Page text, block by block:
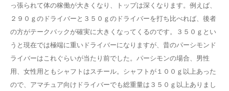
っ張られて体の稼働が大きくなり、トップは深くなります。例えば、
２９０ｇのドライバーと３５０ｇのドライバーを打ち比べれば、後者
の方がテークバックが確実に大きくなってくるのです。３５０ｇとい
うと現在では極端に重いドライバーになりますが、昔のパーシモンド
ライバーはこれぐらいが当たり前でした。パーシモンの場合、男性
用、女性用ともシャフトはスチール。シャフトが１００ｇ以上あった
ので、アマチュア向けドライバーでも総重量は３５０ｇ以上ありまし